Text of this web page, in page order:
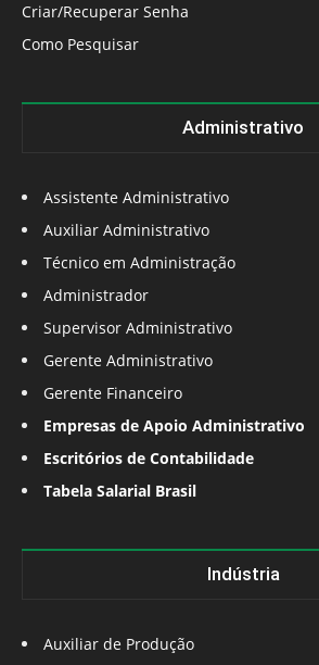
Criar/Recuperar Senha
Como Pesquisar
Administrativo
Assistente Administrativo
Auxiliar Administrativo
Técnico em Administração
Administrador
Supervisor Administrativo
Gerente Administrativo
Gerente Financeiro
Empresas de Apoio Administrativo
Escritórios de Contabilidade
Tabela Salarial Brasil
Indústria
Auxiliar de Produção